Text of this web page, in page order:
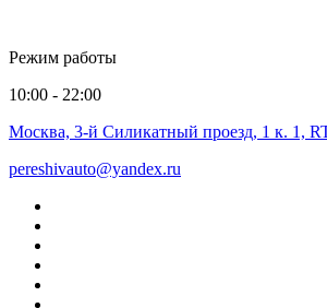
Режим работы
10:00 - 22:00
Москва, 3-й Силикатный проезд, 1 к. 1,
pereshivauto@yandex.ru